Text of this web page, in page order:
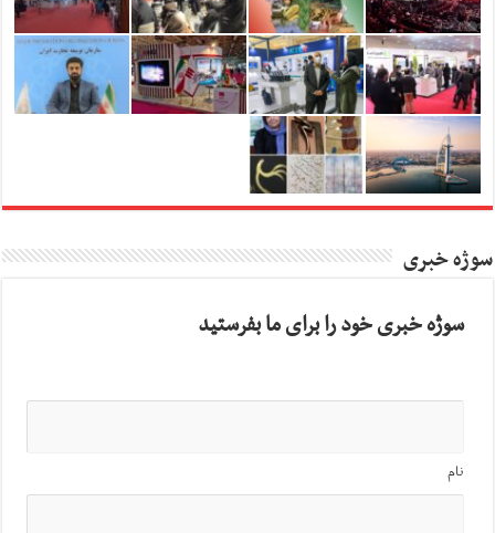
سوژه خبری
سوژه خبری خود را برای ما بفرستید
نام